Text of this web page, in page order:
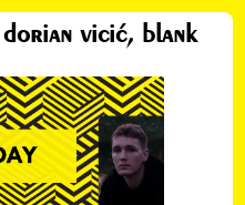
vicić, blank